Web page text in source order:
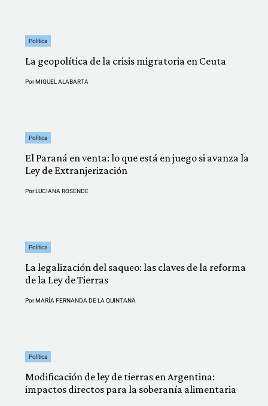
Política
La geopolítica de la crisis migratoria en Ceuta
PorMIGUEL ALABARTA
Política
El Paraná en venta: lo que está en juego si avanza la
Ley de Extranjerización
PorLUCIANA ROSENDE
Política
La legalización del saqueo: las claves de la reforma
de la Ley de Tierras
PorMARÍA FERNANDA DE LA QUINTANA
Política
Modificación de ley de tierras en Argentina:
impactos directos para la soberanía alimentaria